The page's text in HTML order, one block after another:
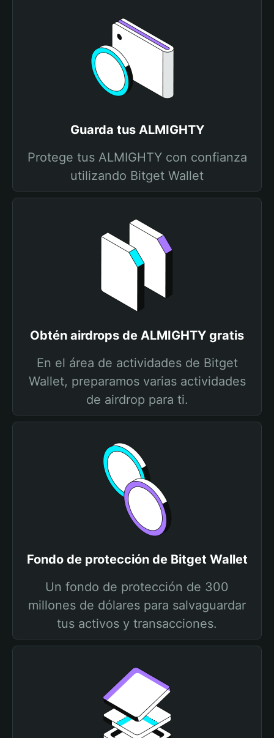
Guarda tus ALMIGHTY
Protege tus ALMIGHTY con confianza
utilizando Bitget Wallet
Obtén airdrops de ALMIGHTY gratis
En el área de actividades de Bitget
Wallet, preparamos varias actividades
de airdrop para ti.
Fondo de protección de Bitget Wallet
Un fondo de protección de 300
millones de dólares para salvaguardar
tus activos y transacciones.